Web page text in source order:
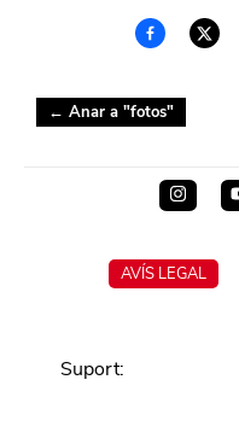
← Anar a "fotos"
AVÍS LEGAL
Suport: